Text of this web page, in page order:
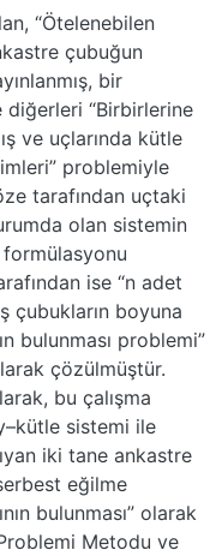
“Ötelenebilen
çubuğun
bir
diğerleri “Birbirlerine
ve uçlarında kütle
problemiyle
tarafından uçtaki
olan sistemin
ise “n adet
çubukların boyuna
bulunması problemi”
çözülmüştür.
bu çalışma
sistemi ile
iki tane ankastre
eğilme
bulunması” olarak
Metodu ve